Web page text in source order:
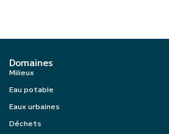
Domaines
Milieux
Eau potable
Eaux urbaines
Déchets